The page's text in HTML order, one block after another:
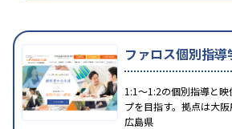
ファロス個別指導
1:1〜1:2の個別指導と
プを目指す。拠点は大阪
広島県